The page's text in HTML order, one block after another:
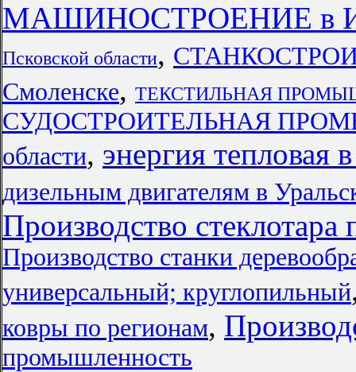
МАШИНОСТРОЕНИЕ в
Псковской области,
Смоленске, ТЕКСТИЛЬНАЯ
СУДОСТРОИТЕЛЬНАЯ
области, энергия тепловая
дизельным двигателям в
Производство
Производство станки
универсальный; круглопильный
ковры по регионам,
промышленность